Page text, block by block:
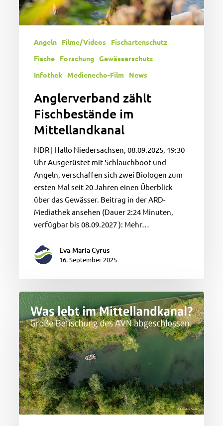
Angeln Filme/Videos
Fischartenschutz
Fische
Forschung Gewässerschutz
Infothek
Medienecho-Film News
Anglerverband zählt
Fischbestände im
Mittellandkanal
NDR | Hallo Niedersachsen, 08.09.2025, 19:30
Uhr Ausgerüstet mit Schlauchboot und
Angeln, verschaffen sich zwei Biologen zum
ersten Mal seit 20 Jahren einen Überblick
über das Gewässer. Beitrag in der ARD-
Mediathek ansehen (Dauer 2:24 Minuten,
verfügbar bis 08.09.2027 ): Mehr…
Eva-Maria Cyrus
16. September 2025
Mega
Befischung
im
Mittellandkanal
abgeschlossen